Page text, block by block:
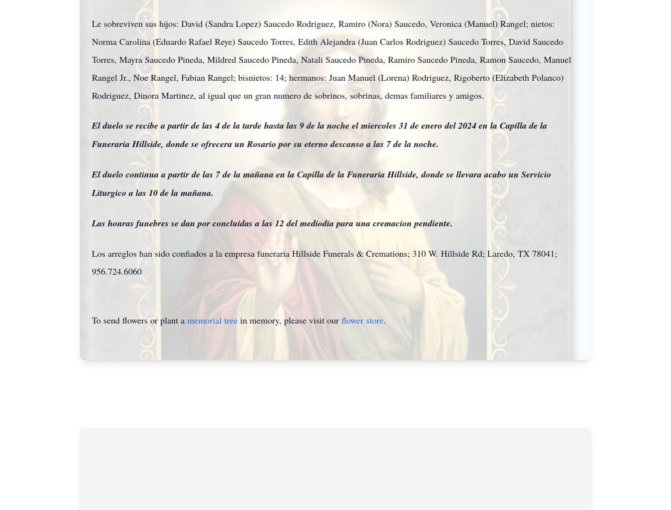
Le sobreviven sus hijos: David (Sandra Lopez) Saucedo Rodriguez, Ramiro (Nora) Saucedo, Veronica (Manuel) Rangel; nietos:
Norma Carolina (Eduardo Rafael Reye) Saucedo Torres, Edith Alejandra (Juan Carlos Rodriguez) Saucedo Torres, David Saucedo
Torres, Mayra Saucedo Pineda, Mildred Saucedo Pineda, Natali Saucedo Pineda, Ramiro Saucedo Pineda, Ramon Saucedo, Manuel
Rangel Jr., Noe Rangel, Fabian Rangel; bisnietos: 14; hermanos: Juan Manuel (Lorena) Rodriguez, Rigoberto (Elizabeth Polanco)
Rodriguez, Dinora Martinez, al igual que un gran numero de sobrinos, sobrinas, demas familiares y amigos.
El duelo se recibe a partir de las 4 de la tarde hasta las 9 de la noche el miercoles 31 de enero del 2024 en la Capilla de la
Funeraria Hillside, donde se ofrecera un Rosario por su eterno descanso a las 7 de la noche.
El duelo continua a partir de las 7 de la mañana en la Capilla de la Funeraria Hillside, donde se llevara acabo un Servicio
Liturgico a las 10 de la mañana.
Las honras funebres se dan por concluidas a las 12 del mediodia para una cremacion pendiente.
Los arreglos han sido confiados a la empresa funeraria Hillside Funerals & Cremations; 310 W. Hillside Rd; Laredo, TX 78041;
956.724.6060
To send flowers or plant a memorial tree in memory, please visit our flower store.